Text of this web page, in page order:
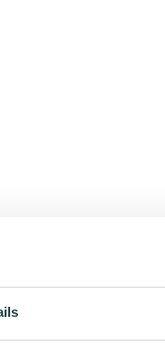
Roze WWF Orca
van een mix van
voetafdruk.